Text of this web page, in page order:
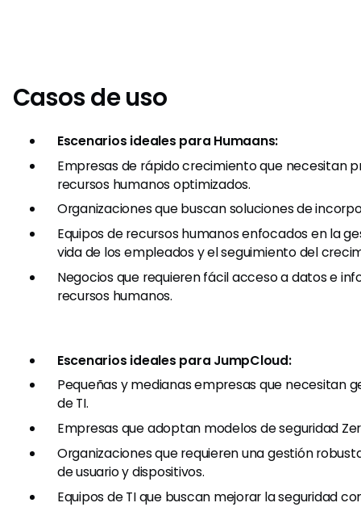
Casos de uso
Escenarios ideales para Humaans:
Empresas de rápido crecimiento que necesitan
recursos humanos optimizados.
Organizaciones que buscan soluciones de
Equipos de recursos humanos enfocados en la
vida de los empleados y el seguimiento del
Negocios que requieren fácil acceso a datos e
recursos humanos.
Escenarios ideales para JumpCloud:
Pequeñas y medianas empresas que necesitan
de TI.
Empresas que adoptan modelos de seguridad
Organizaciones que requieren una gestión
de usuario y dispositivos.
Equipos de TI que buscan mejorar la seguridad